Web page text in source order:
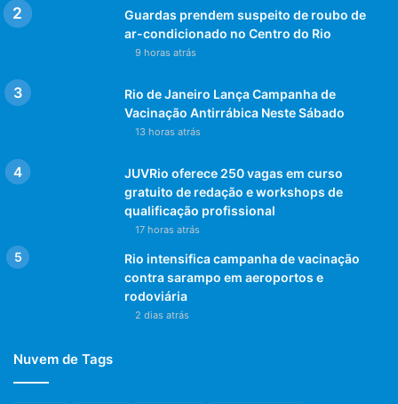
Guardas prendem suspeito de roubo de
ar-condicionado no Centro do Rio
9 horas atrás
Rio de Janeiro Lança Campanha de
Vacinação Antirrábica Neste Sábado
13 horas atrás
JUVRio oferece 250 vagas em curso
gratuito de redação e workshops de
qualificação profissional
17 horas atrás
Rio intensifica campanha de vacinação
contra sarampo em aeroportos e
rodoviária
2 dias atrás
Nuvem de Tags